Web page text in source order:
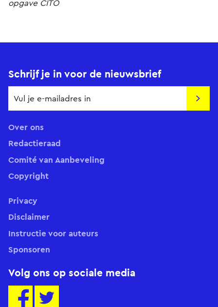
opgave CITO
Schrijf je in voor de nieuwsbrief
Over ons
Redactieraad
Comité van Aanbeveling
Copyright
Volg ons op sociale media
Privacy
Disclaimer
Instructie voor auteurs
Sponsoren